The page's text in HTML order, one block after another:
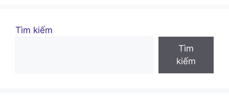
Tìm kiếm
Tìm
kiếm